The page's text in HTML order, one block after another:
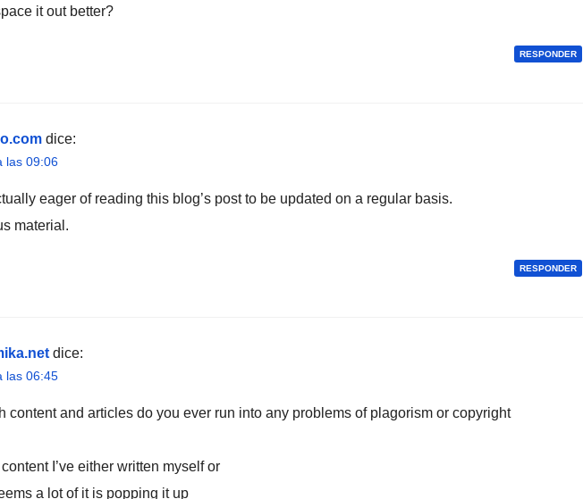
it out better?
RESPONDER
dice:
las 09:06
eager of reading this blog’s post to be updated on a regular basis.
material.
RESPONDER
dice:
las 06:45
content and articles do you ever run into any problems of plagorism or copyright
I’ve either written myself or
a lot of it is popping it up